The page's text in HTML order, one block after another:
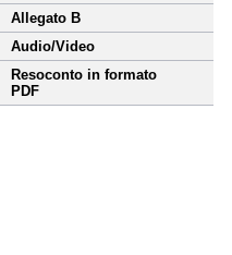
Allegato B
Audio/Video
Resoconto in formato
PDF